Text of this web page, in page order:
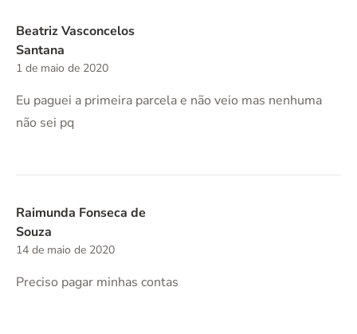
Beatriz Vasconcelos
Santana
1 de maio de 2020
Eu paguei a primeira parcela e não veio mas nenhuma
não sei pq
Raimunda Fonseca de
Souza
14 de maio de 2020
Preciso pagar minhas contas